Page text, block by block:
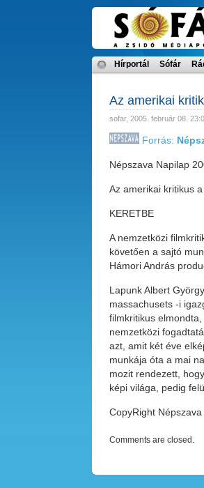
Hírportál Sófár
Az amerikai
sofar, 2005. február 08.
Forrás:
Népszava Napilap
Az amerikai kritikus
KERETBE
A nemzetközi
követően a sajtó
Hámori András
Lapunk Albert
massachusets -i
filmkritikus
nemzetközi
azt, amit két éve
munkája óta a mai
mozit rendezett,
képi világa, pedig
CopyRight Népszava
Comments are closed.